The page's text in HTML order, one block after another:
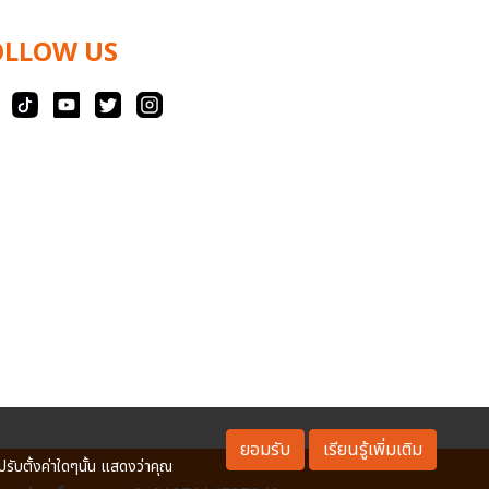
US
รับตั้งค่าใดๆนั้น แสดงว่าคุณ
ยอมรับ เรียนรู้เพิ่มเติม